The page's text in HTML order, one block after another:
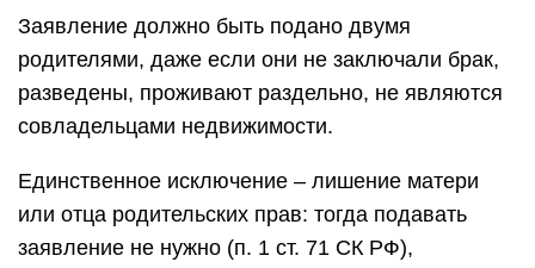
Заявление должно быть подано двумя
родителями, даже если они не заключали брак,
разведены, проживают раздельно, не являются
совладельцами недвижимости.
Единственное исключение – лишение матери
или отца родительских прав: тогда подавать
заявление не нужно (п. 1 ст. 71 СК РФ),